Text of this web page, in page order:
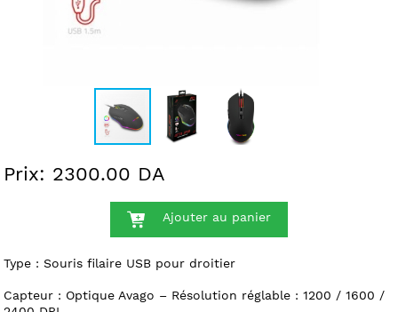
Prix: 2300.00 DA
Ajouter au panier
Type : Souris filaire USB pour droitier
Capteur : Optique Avago – Résolution réglable : 1200 / 1600 /